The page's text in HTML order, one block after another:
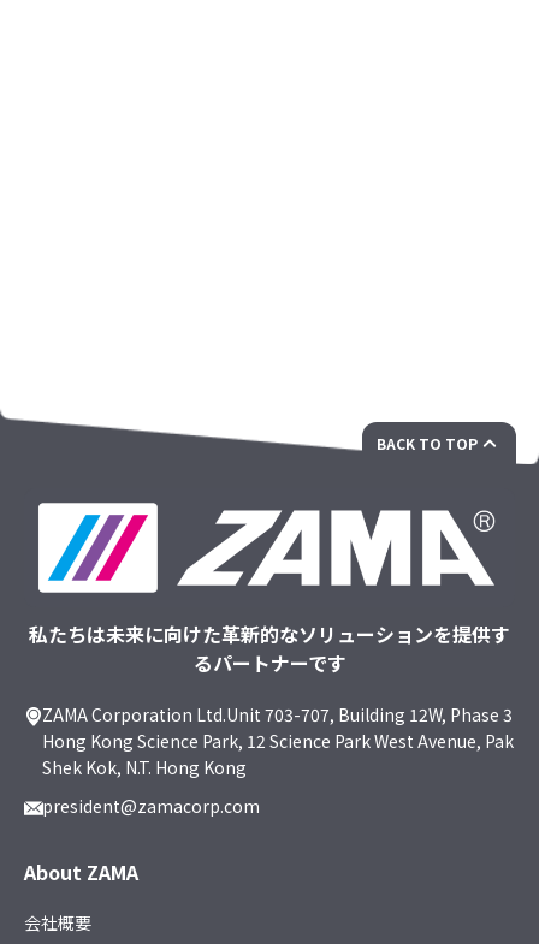
BACK TO TOP
私たちは未来に向けた革新的なソリューションを提供す
るパートナーです
ZAMA Corporation Ltd.Unit 703-707, Building 12W, Phase 3
Hong Kong Science Park, 12 Science Park West Avenue, Pak
Shek Kok, N.T. Hong Kong
president@zamacorp.com
About ZAMA
会社概要